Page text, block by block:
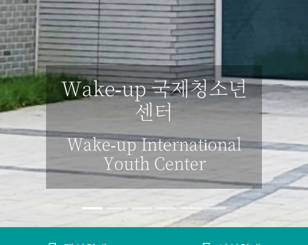
Wake-up 국제청소년
센터
Wake-up International
Youth Center